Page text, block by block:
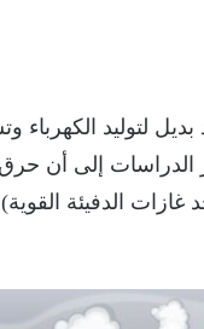
بديل لتوليد
إلى أن حرق
الدفيئة